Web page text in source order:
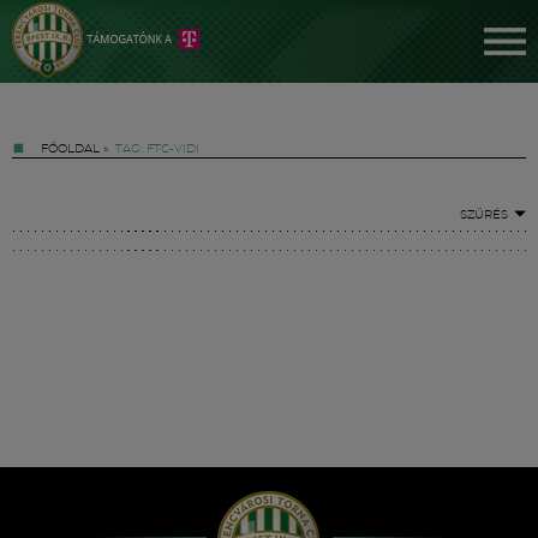
FŐOLDAL » TAG: FTC-VIDI
SZŰRÉS
Hírek